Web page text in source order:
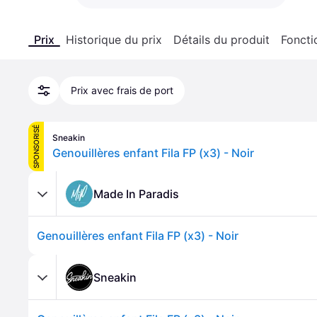
Prix Historique du prix Détails du produit
Prix avec frais de port
SPONSORISÉ Sneakin
Genouillères enfant Fila FP (x3) - Noir
Made In Paradis
Genouillères enfant Fila FP (x3) - Noir
Sneakin